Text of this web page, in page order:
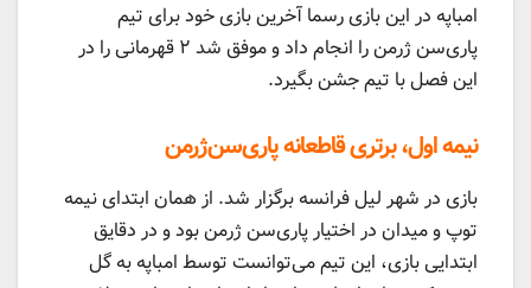
امباپه در این بازی رسما آخرین بازی خود برای تیم
پاری‌سن ژرمن را انجام داد و موفق شد ۲ قهرمانی را در
این فصل با تیم جشن بگیرد.
نیمه اول، برتری قاطعانه پاری‌سن‌ژرمن
بازی در شهر لیل فرانسه برگزار شد. از همان ابتدای نیمه
توپ و میدان در اختیار پاری‌سن ژرمن بود و در دقایق
ابتدایی بازی، این تیم می‌توانست توسط امباپه به گل